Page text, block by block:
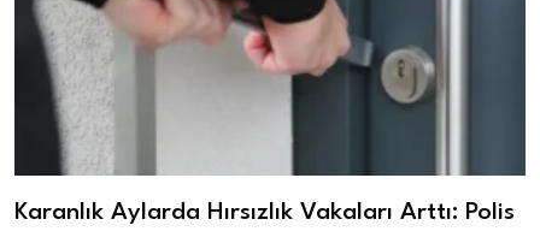
Karanlık Aylarda Hırsızlık Vakaları Arttı: Polis